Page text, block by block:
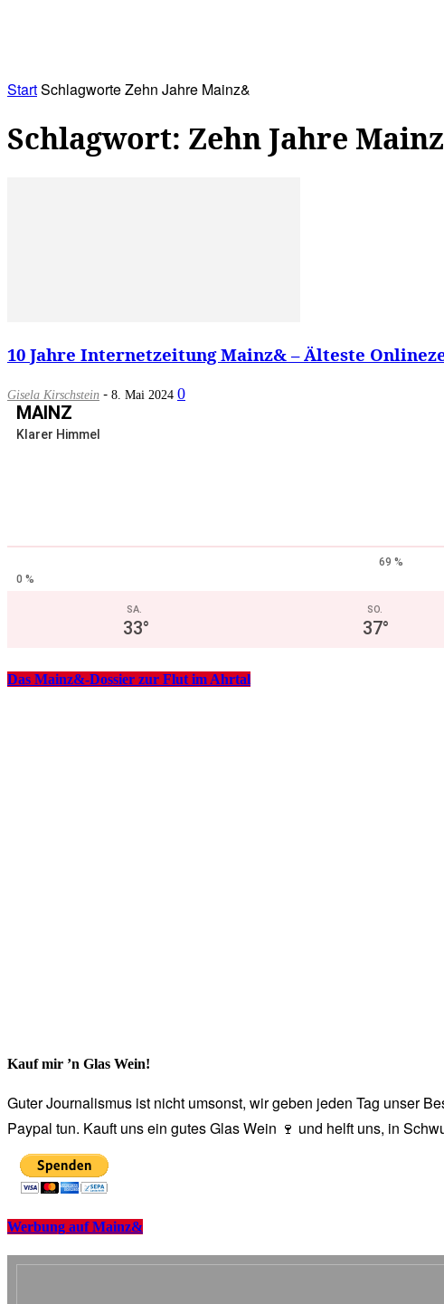
StartSchlagworteZehn Jahre Mainz&
Schlagwort: Zehn Jahre
10 Jahre Internetzeitung Mainz& – Älteste
Gisela Kirschstein - 8. Mai 2024 0
MAINZ
Klarer Himmel
69 %
0 %
SA.
33°
SO.
37°
Das Mainz&-Dossier zur Flut im Ahrtal
Kauf mir ’n Glas Wein!
Guter Journalismus ist nicht umsonst, wir geben jeden Tag unser
Paypal tun. Kauft uns ein gutes Glas Wein 🍷 und helft uns, in
Werbung auf Mainz&